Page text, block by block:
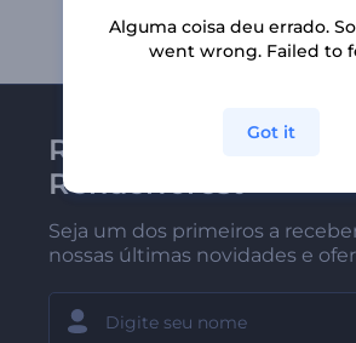
Receba a newsletter
Renderforest
Seja um dos primeiros a
nossas últimas novidades e
Alguma coisa deu errado.
went wrong. Failed to
Got it